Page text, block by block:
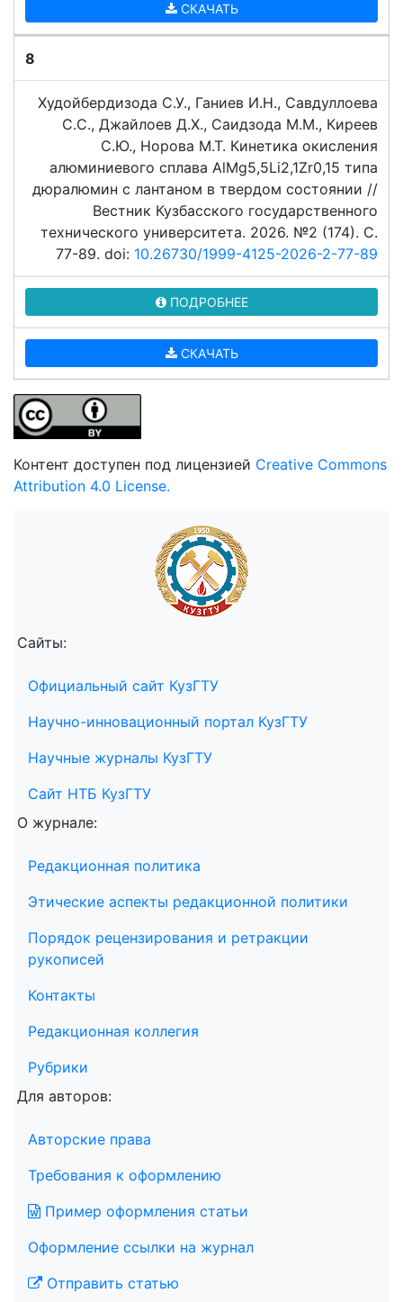
СКАЧАТЬ
8
Худойбердизода С.У., Ганиев И.Н., Савдуллоева
С.С., Джайлоев Д.Х., Саидзода М.М., Киреев
С.Ю., Норова М.Т. Кинетика окисления
алюминиевого сплава АlMg5,5Li2,1Zr0,15 типа
дюралюмин с лантаном в твердом состоянии //
Вестник Кузбасского государственного
технического университета. 2026. №2 (174). C.
77-89. doi: 10.26730/1999-4125-2026-2-77-89
ПОДРОБНЕЕ
СКАЧАТЬ
Контент доступен под лицензией Creative Commons
Attribution 4.0 License.
Сайты:
Официальный сайт КузГТУ
Научно-инновационный портал КузГТУ
Научные журналы КузГТУ
Сайт НТБ КузГТУ
О журнале:
Редакционная политика
Этические аспекты редакционной политики
Порядок рецензирования и ретракции
рукописей
Контакты
Редакционная коллегия
Рубрики
Для авторов:
Авторские права
Требования к оформлению
Пример оформления статьи
Оформление ссылки на журнал
Отправить статью